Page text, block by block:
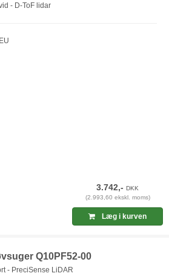
- D-ToF lidar
3.742,-DKK
(2.993,60 ekskl. moms)
Læg i kurven
Q10PF52-00
- PreciSense LiDAR